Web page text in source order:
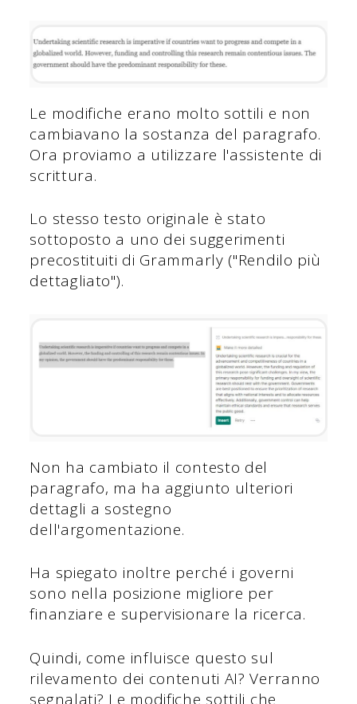
Le modifiche erano molto sottili e non
cambiavano la sostanza del paragrafo.
Ora proviamo a utilizzare l'assistente di
scrittura.
Lo stesso testo originale è stato
sottoposto a uno dei suggerimenti
precostituiti di Grammarly ("Rendilo più
dettagliato").
Non ha cambiato il contesto del
paragrafo, ma ha aggiunto ulteriori
dettagli a sostegno
dell'argomentazione.
Ha spiegato inoltre perché i governi
sono nella posizione migliore per
finanziare e supervisionare la ricerca.
Quindi, come influisce questo sul
rilevamento dei contenuti AI? Verranno
segnalati? Le modifiche sottili che